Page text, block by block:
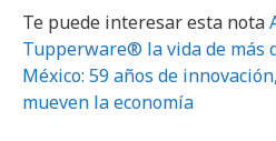
Te puede interesar esta nota
Tupperware® la vida de más
México: 59 años de
mueven la economía